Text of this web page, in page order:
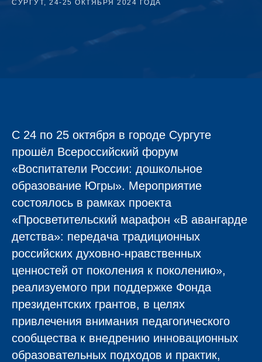
СУРГУТ, 24-25 ОКТЯБРЯ 2024 ГОДА
С 24 по 25 октября в городе Сургуте
прошёл Всероссийский форум
«Воспитатели России: дошкольное
образование Югры». Мероприятие
состоялось в рамках проекта
«Просветительский марафон «В авангарде
детства»: передача традиционных
российских духовно-нравственных
ценностей от поколения к поколению»,
реализуемого при поддержке Фонда
президентских грантов, в целях
привлечения внимания педагогического
сообщества к внедрению инновационных
образовательных подходов и практик,